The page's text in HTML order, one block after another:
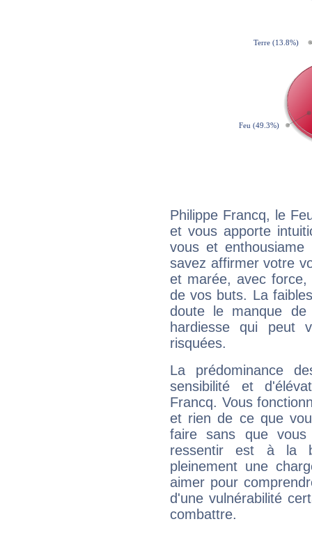
Philippe Francq, le
et vous apporte
vous et
savez affirmer votre
et marée, avec
de vos buts. La
doute le manque
hardiesse qui peut
risquées.
La prédominance
sensibilité et
Francq. Vous
et rien de ce que
faire sans que
ressentir est à la
pleinement une
aimer pour
d'une vulnérabilité
combattre.